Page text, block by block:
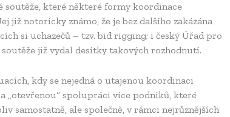
soutěže, které některé formy koordinace
již notoricky známo, že je bez dalšího zakázána
si uchazečů – tzv. bid rigging; i český Úřad pro
již vydal desítky takových rozhodnutí.
kdy se nejedná o utajenou koordinaci
„otevřenou“ spolupráci více podniků, které
samostatně, ale společně, v rámci nejrůznějších